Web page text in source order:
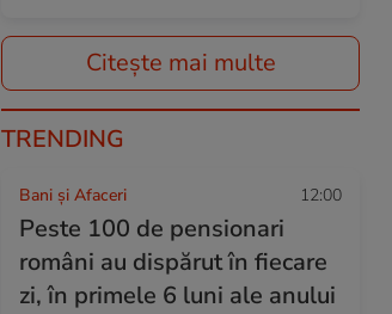
Citește mai multe
TRENDING
Bani și Afaceri 12:00
Peste 100 de pensionari
români au dispărut în fiecare
zi, în primele 6 luni ale anului